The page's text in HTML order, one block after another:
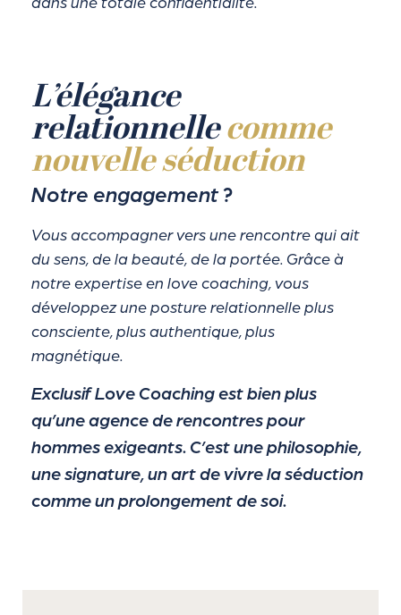
L’élégance
relationnellecomme
nouvelle séduction
Notre engagement ?
Vous accompagner vers une rencontre qui ait
du sens, de la beauté, de la portée. Grâce à
notre expertise en love coaching, vous
développez une posture relationnelle plus
consciente, plus authentique, plus
magnétique.
Exclusif Love Coaching est bien plus
qu’une agence de rencontres pour
hommes exigeants. C’est une philosophie,
une signature, un art de vivre la séduction
comme un prolongement de soi.